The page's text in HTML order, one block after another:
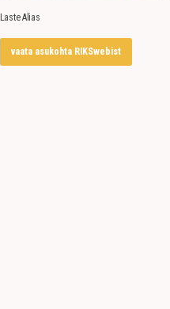
Laste Alias
vaata asukohta RIKSwebist